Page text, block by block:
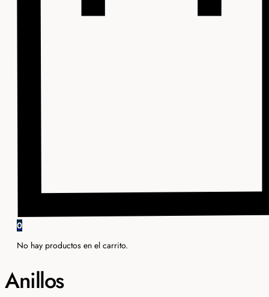
0
No hay productos en el carrito.
Anillos